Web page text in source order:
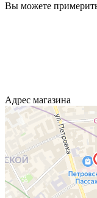
Вы можете
Адрес магазина